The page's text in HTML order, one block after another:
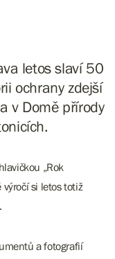
letos slaví 50
ochrany zdejší
v Domě přírody
„Rok
si letos totiž
a fotografií